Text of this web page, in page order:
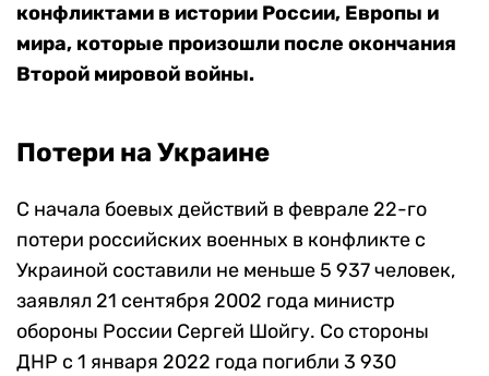
конфликтами в истории России, Европы и
мира, которые произошли после окончания
Второй мировой войны.
Потери на Украине
С начала боевых действий в феврале 22-го
потери российских военных в конфликте с
Украиной составили не меньше 5 937 человек,
заявлял 21 сентября 2002 года министр
обороны России Сергей Шойгу. Со стороны
ДНР с 1 января 2022 года погибли 3 930